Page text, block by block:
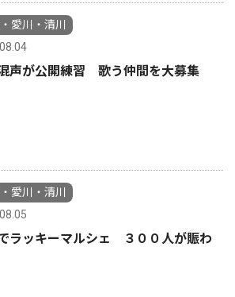
愛川・清川
声が公開練習 歌う仲間を大募集
愛川・清川
ラッキーマルシェ ３００人が賑わ